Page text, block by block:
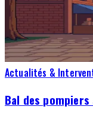
Actualités &
Bal des